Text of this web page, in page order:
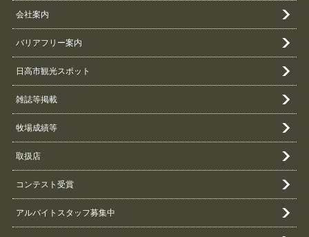
会社案内
バリアフリー案内
日高市観光スポット
雑誌等掲載
牧場成績等
取扱店
コンテスト受賞
アルバイトスタッフ募集中